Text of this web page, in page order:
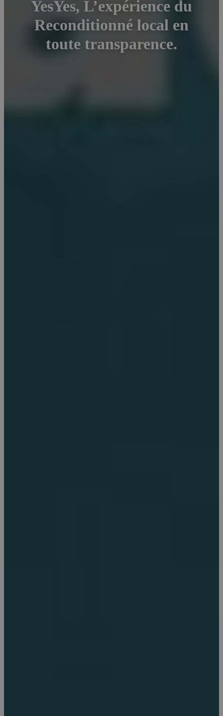
YesYes, L’expérience du
Reconditionné local en
toute transparence.